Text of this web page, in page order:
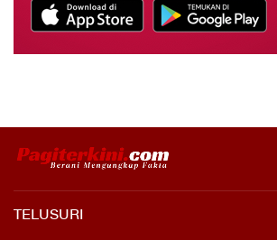
TELUSURI